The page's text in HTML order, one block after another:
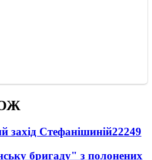
захід Стефанішиній22249
бригаду" з полонених